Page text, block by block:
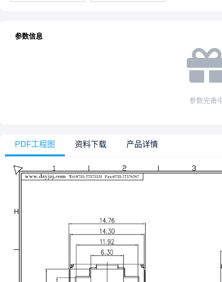
参数信息
参数完善
PDF工程图 资料下载 产品详情